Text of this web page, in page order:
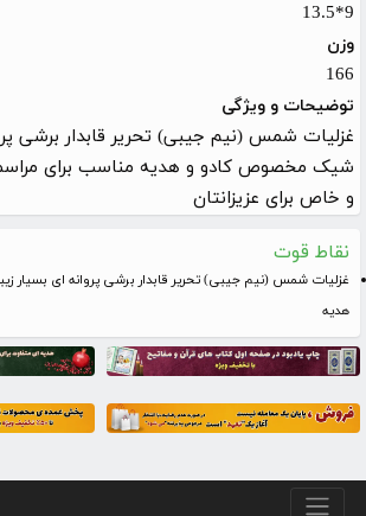
9*13.5
وزن
166
توضیحات و ویژگی
غزلیات شمس (نیم جیبی) تحریر قابدار برشی
شیک مخصوص کادو و هدیه مناسب برای
و خاص برای عزیزانتان
نقاط قوت
غزلیات شمس (نیم جیبی) تحریر قابدار برشی پروانه ای
هدیه
منو پایین